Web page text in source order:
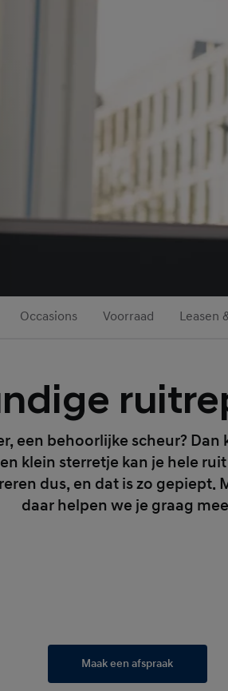
Occasions Voorraad Leasen
een behoorlijke scheur?
klein sterretje kan je hele
dus, en dat is zo gepiept.
daar helpen we je graag
Maak een afspraak